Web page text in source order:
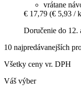
vrátane
€ 17,79 (€ 5,93 /
Doručenie do 12.
10 najpredávanejších
Všetky ceny vr. DPH
Váš výber